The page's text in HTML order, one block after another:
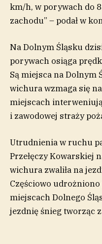
km/h, w porywach do
zachodu” – podał w
Na Dolnym Śląsku
porywach osiąga
Są miejsca na Dolnym
wichura wzmaga się
miejscach
i zawodowej straży
Utrudnienia w ruchu
Przełęczy Kowarskiej
wichura zwaliła na
Częściowo
miejscach Dolnego
jezdnię śnieg tworząc